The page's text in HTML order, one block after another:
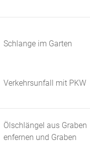
Schlange im Garten
Verkehrsunfall mit PKW
Ölschlängel aus Graben
enfernen und Graben